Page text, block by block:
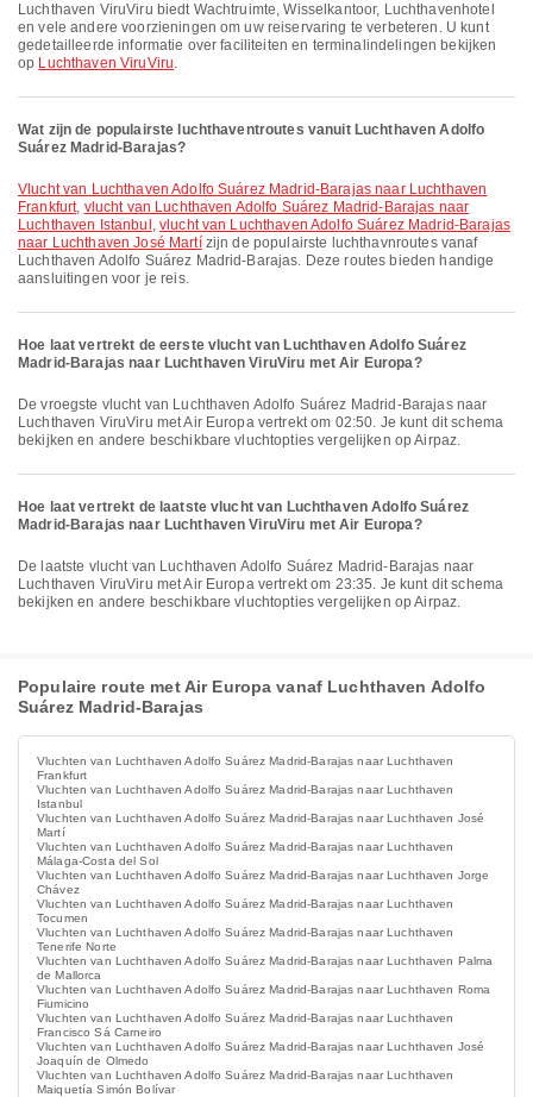
Luchthaven ViruViru biedt Wachtruimte, Wisselkantoor, Luchthavenhotel
en vele andere voorzieningen om uw reiservaring te verbeteren. U kunt
gedetailleerde informatie over faciliteiten en terminalindelingen bekijken
op Luchthaven ViruViru.
Wat zijn de populairste luchthaventroutes vanuit Luchthaven Adolfo
Suárez Madrid-Barajas?
vlucht van Luchthaven Adolfo Suárez Madrid-Barajas naar Luchthaven
Frankfurt, vlucht van Luchthaven Adolfo Suárez Madrid-Barajas naar
Luchthaven Istanbul , vlucht van Luchthaven Adolfo Suárez Madrid-Barajas
naar Luchthaven José Martízijn de populairste luchthavnroutes vanaf
Luchthaven Adolfo Suárez Madrid-Barajas. Deze routes bieden handige
aansluitingen voor je reis.
Hoe laat vertrekt de eerste vlucht van Luchthaven Adolfo Suárez
Madrid-Barajas naar Luchthaven ViruViru met Air Europa?
De vroegste vlucht van Luchthaven Adolfo Suárez Madrid-Barajas naar
Luchthaven ViruViru met Air Europa vertrekt om 02:50. Je kunt dit schema
bekijken en andere beschikbare vluchtopties vergelijken op Airpaz.
Hoe laat vertrekt de laatste vlucht van Luchthaven Adolfo Suárez
Madrid-Barajas naar Luchthaven ViruViru met Air Europa?
De laatste vlucht van Luchthaven Adolfo Suárez Madrid-Barajas naar
Luchthaven ViruViru met Air Europa vertrekt om 23:35. Je kunt dit schema
bekijken en andere beschikbare vluchtopties vergelijken op Airpaz.
Populaire route met Air Europa vanaf Luchthaven Adolfo
Suárez Madrid-Barajas
Vluchten van Luchthaven Adolfo Suárez Madrid-Barajas naar Luchthaven
Frankfurt
Vluchten van Luchthaven Adolfo Suárez Madrid-Barajas naar Luchthaven
Istanbul
Vluchten van Luchthaven Adolfo Suárez Madrid-Barajas naar Luchthaven José
Martí
Vluchten van Luchthaven Adolfo Suárez Madrid-Barajas naar Luchthaven
Málaga-Costa del Sol
Vluchten van Luchthaven Adolfo Suárez Madrid-Barajas naar Luchthaven Jorge
Chávez
Vluchten van Luchthaven Adolfo Suárez Madrid-Barajas naar Luchthaven
Tocumen
Vluchten van Luchthaven Adolfo Suárez Madrid-Barajas naar Luchthaven
Tenerife Norte
Vluchten van Luchthaven Adolfo Suárez Madrid-Barajas naar Luchthaven Palma
de Mallorca
Vluchten van Luchthaven Adolfo Suárez Madrid-Barajas naar Luchthaven Roma
Fiumicino
Vluchten van Luchthaven Adolfo Suárez Madrid-Barajas naar Luchthaven
Francisco Sá Carneiro
Vluchten van Luchthaven Adolfo Suárez Madrid-Barajas naar Luchthaven José
Joaquín de Olmedo
Vluchten van Luchthaven Adolfo Suárez Madrid-Barajas naar Luchthaven
Maiquetía Simón Bolívar